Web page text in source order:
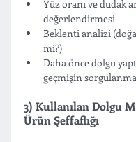
Yüz oranı ve dudak
değerlendirmesi
Beklenti analizi
mi?)
Daha önce dolgu
geçmişin
3) Kullanılan Dolgu
Ürün Şeffaflığı